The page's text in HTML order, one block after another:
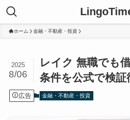
ホーム 金融・不動産・投資
レイク 無職でも
条件を公式で検証
2025
8/06
広告 金融・不動産・投資